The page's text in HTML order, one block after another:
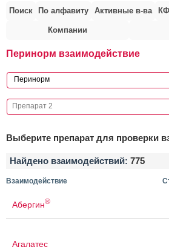
Поиск По алфавиту Активные в-ва
Компании
Перинорм взаимодействие
Выберите препарат для проверки
Найдено взаимодействий: 775
Взаимодействие
Абергин®
Агалатес